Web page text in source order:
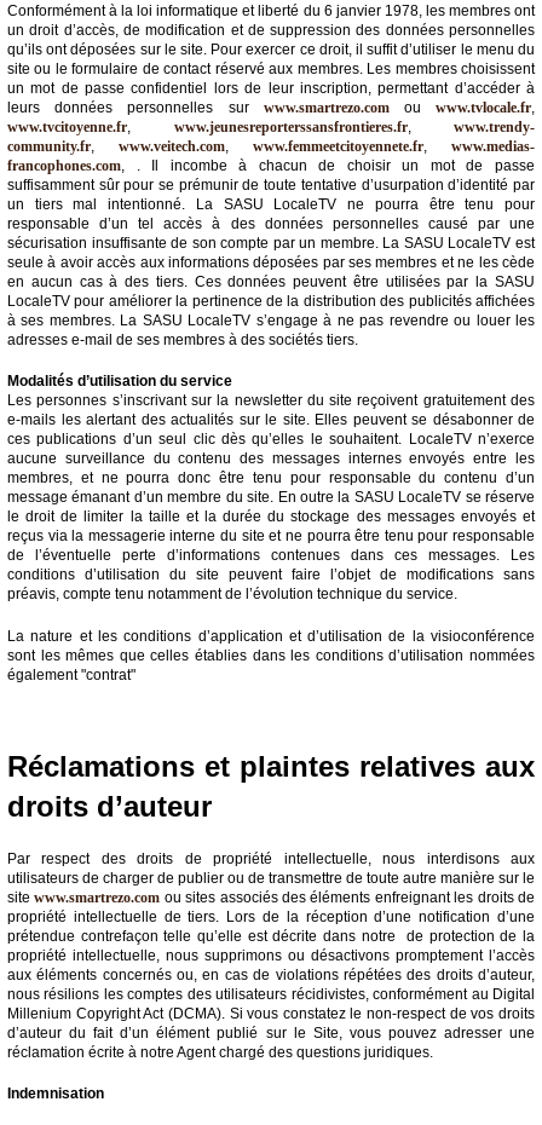
Conformément à la loi informatique et liberté du 6 janvier 1978, les membres ont
un droit d’accès, de modification et de suppression des données personnelles
qu’ils ont déposées sur le site. Pour exercer ce droit, il suffit d’utiliser le menu du
site ou le formulaire de contact réservé aux membres. Les membres choisissent
un mot de passe confidentiel lors de leur inscription, permettant d’accéder à
leurs données personnelles sur www.smartrezo.comouwww.tvlocale.fr
www.tvcitoyenne.fr
www.jeunesreporterssansfrontieres.fr, www.trendy-
community.fr
www.veitech.com www.femmeetcitoyennete.fr
www.medias-
francophones.com , . Il incombe à chacun de choisir un mot de passe
suffisamment sûr pour se prémunir de toute tentative d’usurpation d’identité par
un tiers mal intentionné. La SASU LocaleTV ne pourra être tenu pour
responsable d’un tel accès à des données personnelles causé par une
sécurisation insuffisante de son compte par un membre. La SASU LocaleTV est
seule à avoir accès aux informations déposées par ses membres et ne les cède
en aucun cas à des tiers. Ces données peuvent être utilisées par la SASU
LocaleTV pour améliorer la pertinence de la distribution des publicités affichées
à ses membres. La SASU LocaleTV s’engage à ne pas revendre ou louer les
adresses e-mail de ses membres à des sociétés tiers.
Modalités d’utilisation du service
Les personnes s’inscrivant sur la newsletter du site reçoivent gratuitement des
e-mails les alertant des actualités sur le site. Elles peuvent se désabonner de
ces publications d’un seul clic dès qu’elles le souhaitent. LocaleTV n’exerce
aucune surveillance du contenu des messages internes envoyés entre les
membres, et ne pourra donc être tenu pour responsable du contenu d’un
message émanant d’un membre du site. En outre la SASU LocaleTV se réserve
le droit de limiter la taille et la durée du stockage des messages envoyés et
reçus via la messagerie interne du site et ne pourra être tenu pour responsable
de l’éventuelle perte d’informations contenues dans ces messages. Les
conditions d’utilisation du site peuvent faire l’objet de modifications sans
préavis, compte tenu notamment de l’évolution technique du service.
La nature et les conditions d’application et d’utilisation de la visioconférence
sont les mêmes que celles établies dans les conditions d’utilisation nommées
également "contrat"
Réclamations et plaintes relatives aux
droits d’auteur
Par respect des droits de propriété intellectuelle, nous interdisons aux
utilisateurs de charger de publier ou de transmettre de toute autre manière sur le
sitewww.smartrezo.com ou sites associés des éléments enfreignant les droits de
propriété intellectuelle de tiers. Lors de la réception d’une notification d’une
prétendue contrefaçon telle qu’elle est décrite dans notre de protection de la
propriété intellectuelle, nous supprimons ou désactivons promptement l’accès
aux éléments concernés ou, en cas de violations répétées des droits d’auteur,
nous résilions les comptes des utilisateurs récidivistes, conformément au Digital
Millenium Copyright Act (DCMA). Si vous constatez le non-respect de vos droits
d’auteur du fait d’un élément publié sur le Site, vous pouvez adresser une
réclamation écrite à notre Agent chargé des questions juridiques.
Indemnisation